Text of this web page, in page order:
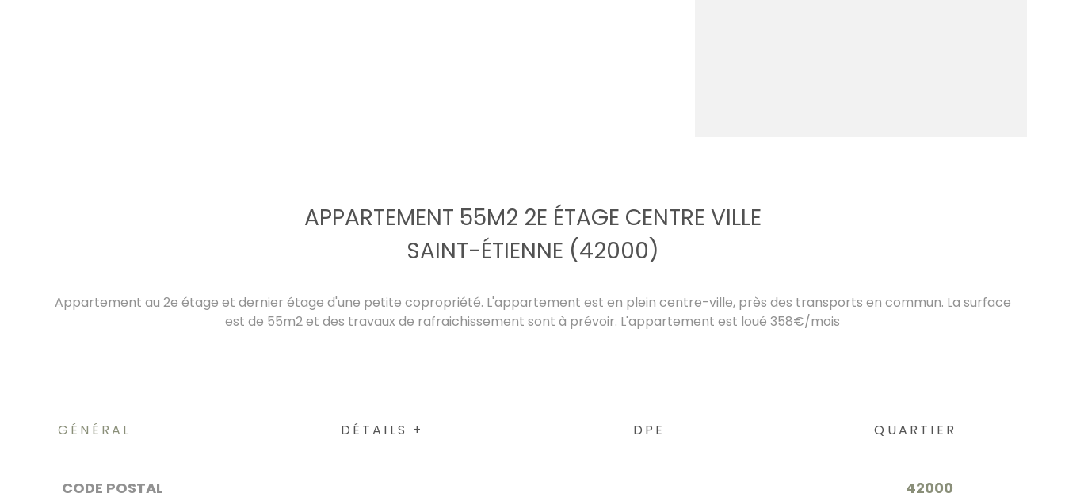
APPARTEMENT 55M2 2E ÉTAGE CENTRE VILLE
SAINT-ÉTIENNE (42000)
Appartement au 2e étage et dernier étage d'une petite copropriété. L'appartement est en plein centre-ville, près des transports en commun. La surface
est de 55m2 et des travaux de rafraichissement sont à prévoir. L'appartement est loué 358€/mois
GÉNÉRAL DÉTAILS + DPE QUARTIER
Caractérisque Valeurs
CODE POSTAL 42000